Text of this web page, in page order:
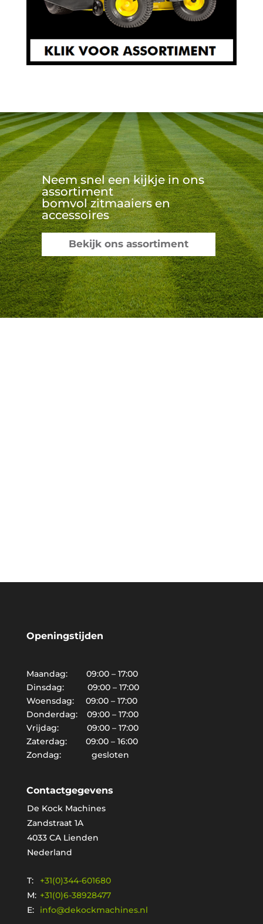
Neem snel een kijkje in ons
assortiment
bomvol zitmaaiers en
accessoires
Bekijk ons assortiment
Openingstijden
Maandag: 09:00 – 17:00
Dinsdag: 09:00 – 17:00
Woensdag: 09:00 – 17:00
Donderdag: 09:00 – 17:00
Vrijdag: 09:00 – 17:00
Zaterdag: 09:00 – 16:00
Zondag: gesloten
Contactgegevens
De Kock Machines
Zandstraat 1A
4033 CA Lienden
Nederland
T:
+31(0)344-601680
M: +31(0)6-38928477
E:
info@dekockmachines.nl